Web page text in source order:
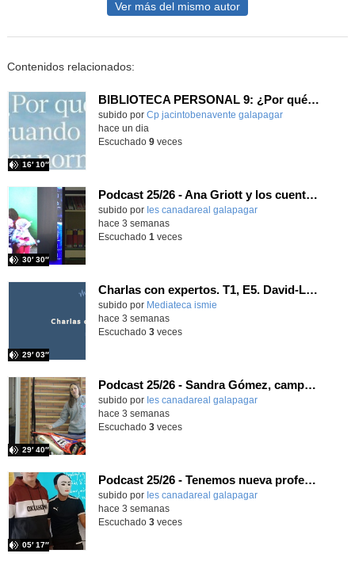
Ver más del mismo autor
Contenidos relacionados:
BIBLIOTECA PERSONAL 9: ¿Por qué ser feliz cuando puedes ser normal?
Contenido educativo.
subido por Cp jacintobenavente galapagar
16′ 10″
-
hace un dia
Escuchado 9veces
Podcast 25/26 - Ana Griott y los cuentos de las voces olvidadas
subido por Ies canadareal galapagar
30′ 30″
-
hace 3 semanas
Escuchado 1 veces
Charlas con expertos. T1, E5. David-Li Ilundáin Reviriego
subido por Mediateca ismie
29′ 03″
hace 3 semanas
Escuchado 3veces
Podcast 25/26 - Sandra Gómez, campeona de Enduro
subido por Ies canadareal galapagar
29′ 40″
-
hace 3 semanas
Escuchado 3veces
Podcast 25/26 - Tenemos nueva profesora de Griego ¿Conoces a María Eugenia?
subido por Ies canadareal galapagar
05′ 17″
-
hace 3 semanas
Escuchado 3veces